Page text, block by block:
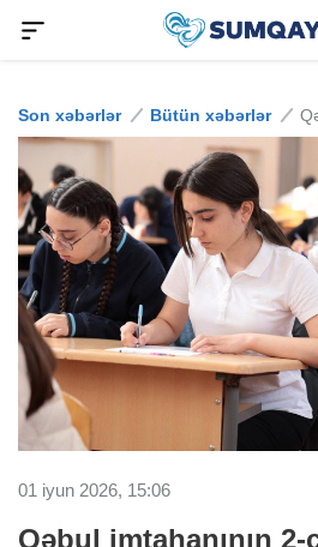
Son xəbərlər Bütün xəbərlər
01 iyun 2026, 15:06
Qəbul imtahanının